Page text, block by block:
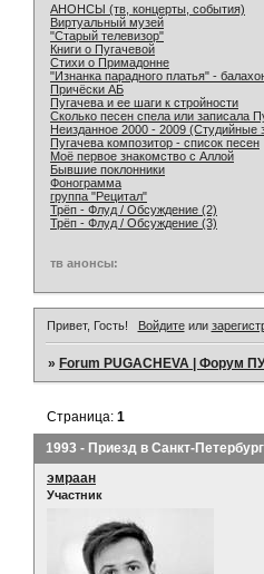
АНОНСЫ (тв, концерты, события)
Виртуальный музей
"Старый телевизор"
Книги о Пугачевой
Стихи о Примадонне
"Изнанка парадного платья" -
Причёски АБ
Пугачева и ее шаги к стройности
Сколько песен спела или записала
Неизданное 2000 - 2009 (Студийные
Пугачева композитор - список песен
Моё первое знакомство с Аллой
Бывшие поклонники
Фонограмма
группа "Рецитал"
Трёп - Флуд / Обсуждение (2)
Трёп - Флуд / Обсуждение (3)
тв анонсы:
Привет, Гость! Войдитеили
»Forum PUGACHEVA | Форум
1993 - Приезд в Санкт-
Страница:1
эмраан
Участник